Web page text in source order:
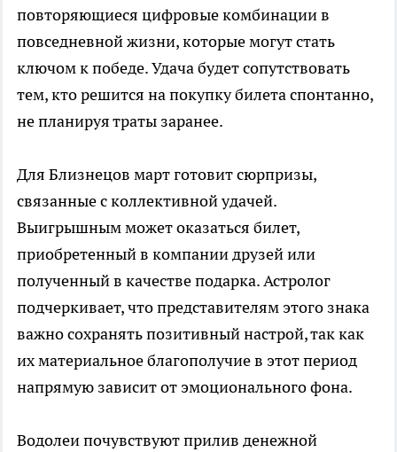
повторяющиеся цифровые комбинации в
повседневной жизни, которые могут стать
ключом к победе. Удача будет сопутствовать
тем, кто решится на покупку билета спонтанно,
не планируя траты заранее.
Для Близнецов март готовит сюрпризы,
связанные с коллективной удачей.
Выигрышным может оказаться билет,
приобретенный в компании друзей или
полученный в качестве подарка. Астролог
подчеркивает, что представителям этого знака
важно сохранять позитивный настрой, так как
их материальное благополучие в этот период
напрямую зависит от эмоционального фона.
Водолеи почувствуют прилив денежной